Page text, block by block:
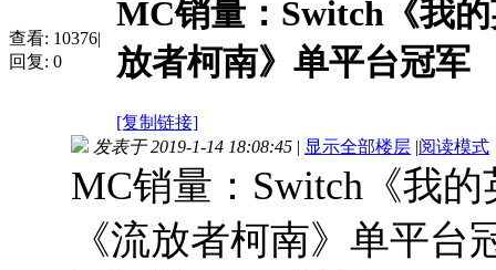
查看: 10376|
回复: 0
MC销量：Switch《我
放者柯南》单平台冠军
[复制链接]
发表于 2019-1-14 18:08:45 | 显示全部楼层 |阅读模式
MC销量：Switch《我
《流放者柯南》单平台